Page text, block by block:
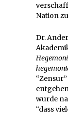
Nation
Dr.
wurde
“dass